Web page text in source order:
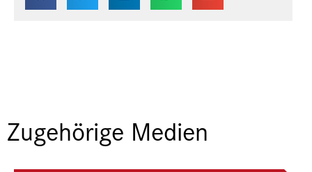
Zugehörige Medien